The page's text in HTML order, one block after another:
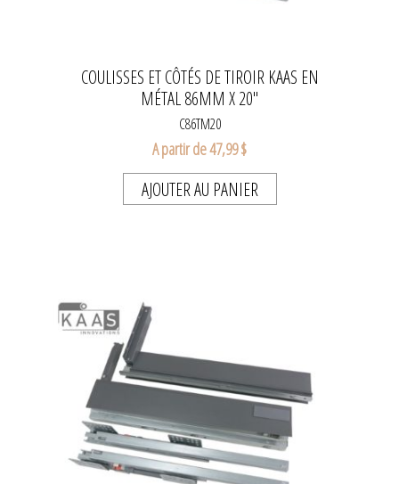
COULISSES ET CÔTÉS DE TIROIR KAAS EN
MÉTAL 86MM X 20''
C86TM20
A partir de 47,99 $
AJOUTER AU PANIER